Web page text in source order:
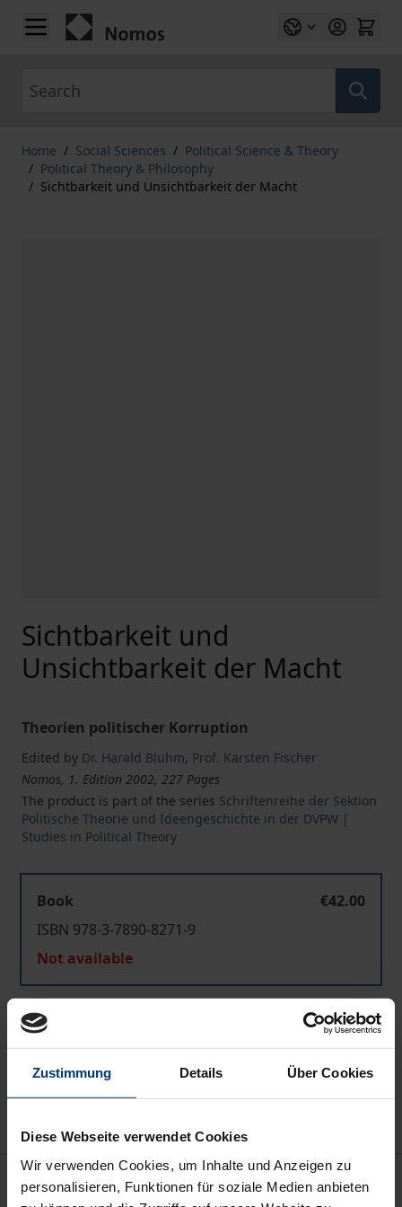
Zustimmung Details Über Cookies
Diese Webseite verwendet Cookies
Wir verwenden Cookies, um Inhalte und Anzeigen zu
personalisieren, Funktionen für soziale Medien anbieten
Skip to Content
Home / Social Sciences / Political Science & Theory
/ Political Theory & Philosophy
/ Sichtbarkeit und Unsichtbarkeit der Macht
Sichtbarkeit und
Unsichtbarkeit der Macht
Theorien politischer Korruption
Edited by Dr. Harald Bluhm, Prof. Karsten Fischer
Nomos, 1. Edition 2002, 227 Pages
The product is part of the series Schriftenreihe der Sektion
Politische Theorie und Ideengeschichte in der DVPW |
Studies in Political Theory
Book
€42.00
ISBN 978-3-7890-8271-9
Not available
Add to Wish List
Delivery cost notice
Description